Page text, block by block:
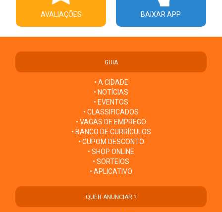
AVALIAÇÕES BAIXAR APP
GUIA
• A CIDADE
• NOTÍCIAS
• EVENTOS
• CLASSIFICADOS
• VAGAS DE EMPREGO
• BANCO DE CURRÍCULOS
• CUPOM DESCONTO
• SHOP ONLINE
• SORTEIOS
• APLICATIVO
QUER ANUNCIAR ?